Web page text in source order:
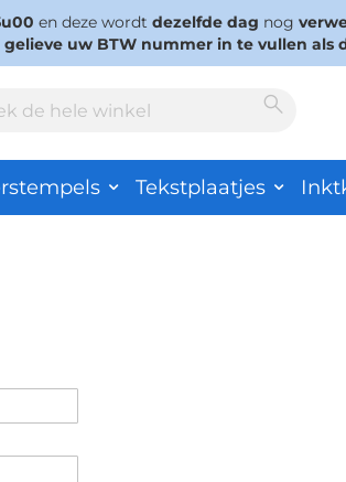
en deze wordt dezelfde dag nog
gelieve uw BTW nummer in te vullen
Tekstplaatjes